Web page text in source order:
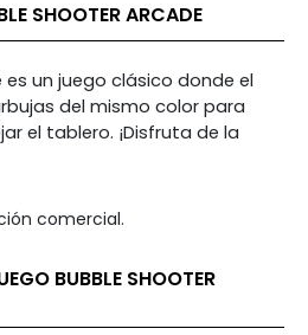
SHOOTER ARCADE
un juego clásico donde el
del mismo color para
el tablero. ¡Disfruta de la
comercial.
BUBBLE SHOOTER